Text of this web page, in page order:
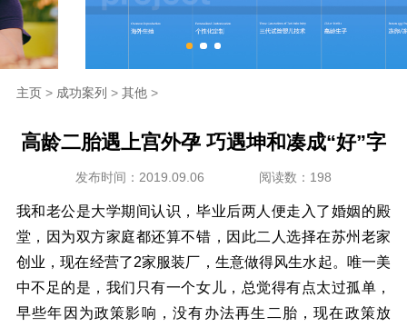
冻卵/冻精
新闻资讯
走进坤和
联系我们
主页> 成功案列 > 其他>
高龄二胎遇上宫外孕 巧遇坤和凑成“好”字
发布时间：2019.09.06 阅读数：198
我和老公是大学期间认识，毕业后两人便走入了婚姻的殿
堂，因为双方家庭都还算不错，因此二人选择在苏州老家
创业，现在经营了2家服装厂，生意做得风生水起。唯一美
中不足的是，我们只有一个女儿，总觉得有点太过孤单，
早些年因为政策影响，没有办法再生二胎，现在政策放